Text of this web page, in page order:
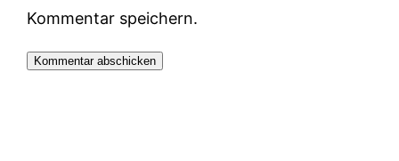
Kommentar speichern.